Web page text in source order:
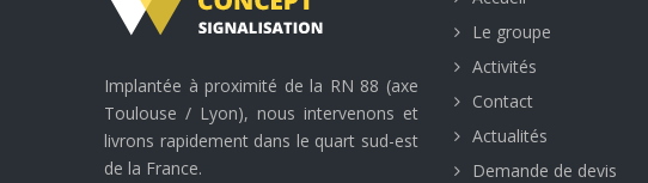
Implantée à proximité de la RN 88 (axe
Toulouse / Lyon), nous intervenons et
livrons rapidement dans le quart sud-est
de la France.
Le groupe
Activités
Contact
Actualités
Demande de devis